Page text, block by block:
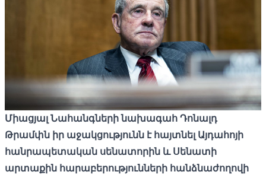
Միացյալ Նահանգների նախագահ Դոնալդ
Թրամփն իր աջակցությունն է հայտնել Այդահոյի
հանրապետական ​​սենատորին և Սենատի
արտաքին հարաբերությունների հանձնաժողովի